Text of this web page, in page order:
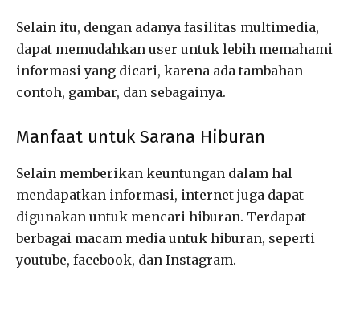
Selain itu, dengan adanya fasilitas multimedia,
dapat memudahkan user untuk lebih memahami
informasi yang dicari, karena ada tambahan
contoh, gambar, dan sebagainya.
Manfaat untuk Sarana Hiburan
Selain memberikan keuntungan dalam hal
mendapatkan informasi, internet juga dapat
digunakan untuk mencari hiburan. Terdapat
berbagai macam media untuk hiburan, seperti
youtube, facebook, dan Instagram.